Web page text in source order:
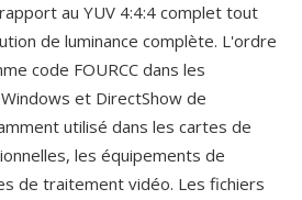
au YUV 4:4:4 complet tout
de luminance complète. L'ordre
code FOURCC dans les
et DirectShow de
utilisé dans les cartes de
les équipements de
de traitement vidéo. Les fichiers